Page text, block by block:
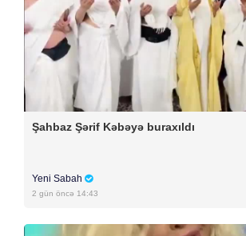
Şahbaz Şərif Kəbəyə buraxıldı
Yeni Sabah
2 gün öncə 14:43